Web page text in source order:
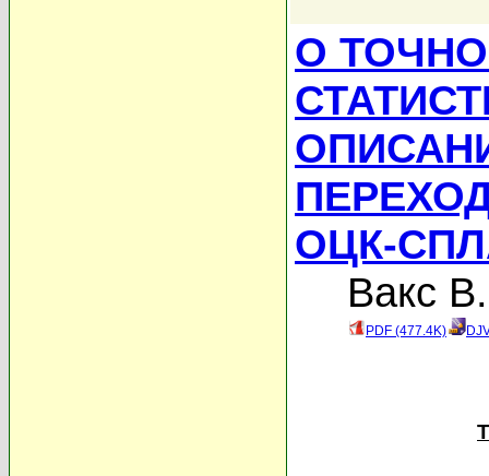
О
ОЦК-
Вакс
PDF (477.4K)